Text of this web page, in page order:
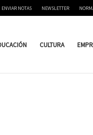
ENVIAR NOTAS NEWSLETTER
CULTURA